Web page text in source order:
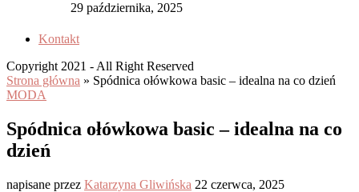
29 października, 2025
Kontakt
Copyright 2021 - All Right Reserved
Strona główna » Spódnica ołówkowa basic – idealna na co dzień
MODA
Spódnica ołówkowa basic – idealna na co
dzień
napisane przez Katarzyna Gliwińska 22 czerwca, 2025